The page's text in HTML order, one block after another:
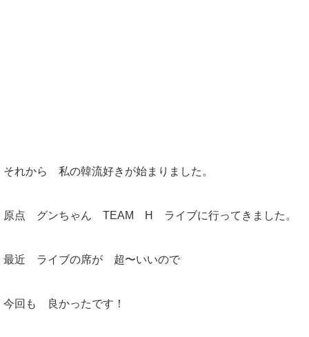
それから 私の韓流好きが始まりました。
原点 グンちゃん TEAM H ライブに行ってきました。
最近 ライブの席が 超〜いいので
今回も 良かったです！